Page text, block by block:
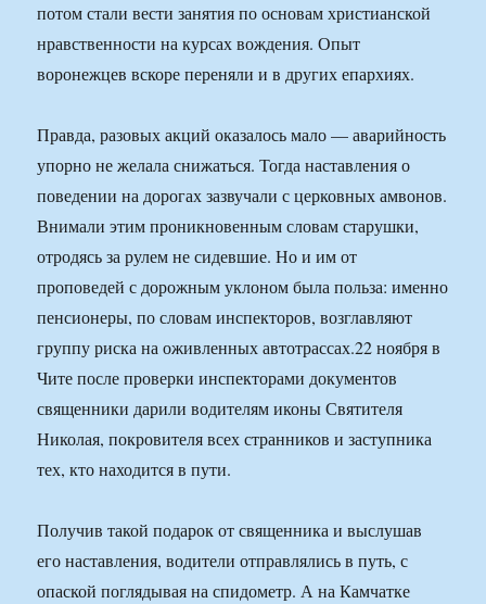
потом стали вести занятия по основам христианской
нравственности на курсах вождения. Опыт
воронежцев вскоре переняли и в других епархиях.
Правда, разовых акций оказалось мало — аварийность
упорно не желала снижаться. Тогда наставления о
поведении на дорогах зазвучали с церковных амвонов.
Внимали этим проникновенным словам старушки,
отродясь за рулем не сидевшие. Но и им от
проповедей с дорожным уклоном была польза: именно
пенсионеры, по словам инспекторов, возглавляют
группу риска на оживленных автотрассах.22 ноября в
Чите после проверки инспекторами документов
священники дарили водителям иконы Святителя
Николая, покровителя всех странников и заступника
тех, кто находится в пути.
Получив такой подарок от священника и выслушав
его наставления, водители отправлялись в путь, с
опаской поглядывая на спидометр. А на Камчатке